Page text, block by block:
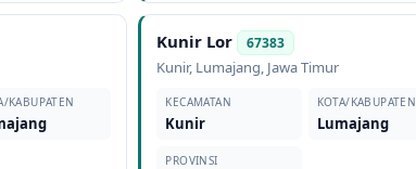
KABUPATEN
Kunir Lor 67383
Kunir, Lumajang, Jawa Timur
KECAMATAN
Kunir
KOTA/KABUPATEN
Lumajang
PROVINSI